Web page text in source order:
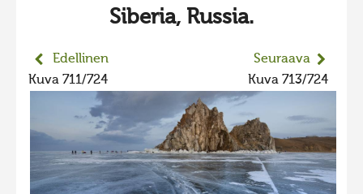
AIEMMAT KILPAILUT
2025 kuvakilpailu lisä
Liikuvad kuvad 2025
Hiisien kuvakilpailu 2024
2024 kuvakilpailu lisä
Liikkuvat kuvat 2024
Siberia, Russia.
Edellinen
Kuva 711/724
Seuraava
Kuva 713/724